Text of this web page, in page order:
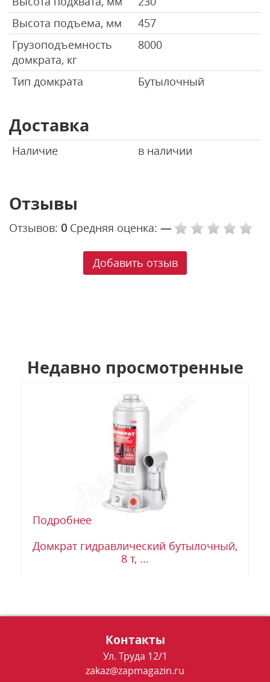
Высота подъема, мм
457
Грузоподъемность
домкрата, кг
8000
Тип домкрата Бутылочный
Доставка
Наличие в наличии
Отзывы
Отзывов: 0 Средняя оценка: —
Добавить отзыв
Недавно просмотренные
Подробнее
Домкрат гидравлический бутылочный,
8 т, ...
Контакты
Ул. Труда 12/1
zakaz@zapmagazin.ru